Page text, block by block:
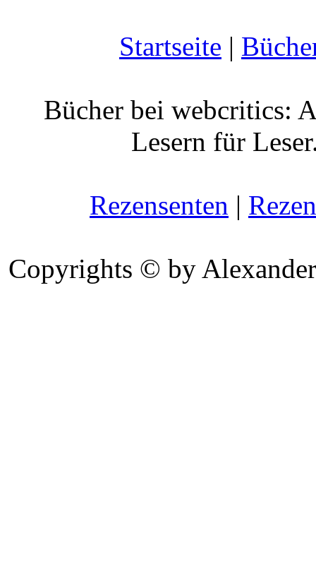
Startseite |
Bücher bei webcritics:
Lesern für
Rezensenten |
Copyrights © by